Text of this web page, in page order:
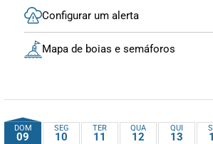
Configurar um alerta
Mapa de boias e semáforos
DOM
09
SEG
10
TER
11
QUA
12
QUI
13